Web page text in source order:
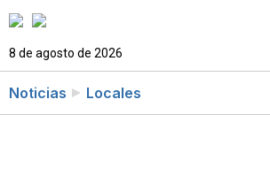
8 de agosto de 2026
Noticias Locales